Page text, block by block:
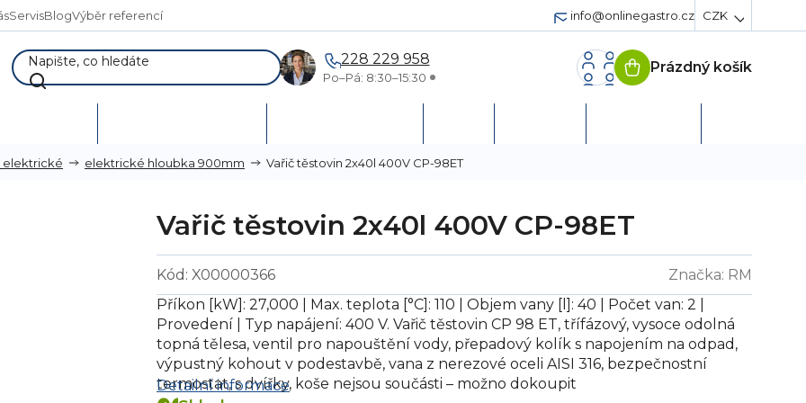
ServisBlogVýběr referencí info@onlinegastro.cz CZK
228 229 958
Po–Pá: 8:30–15:30
Nákupní
Prázdný košík
elektrické elektrické hloubka 900mm Vařič těstovin 2x40l 400V CP-98ET
Vařič těstovin 2x40l 400V CP-98ET
Značka: RM
Kód: X00000366
Příkon [kW]: 27,000 | Max. teplota [°C]: 110 | Objem vany [l]: 40 | Počet van: 2 |
Provedení | Typ napájení: 400 V. Vařič těstovin CP 98 ET, třífázový, vysoce odolná
topná tělesa, ventil pro napouštění vody, přepadový kolík s napojením na odpad,
výpustný kohout v podestavbě, vana z nerezové oceli AISI 316, bezpečnostní
termostat, s dvířky, koše nejsou součásti – možno dokoupit
Detailní informace